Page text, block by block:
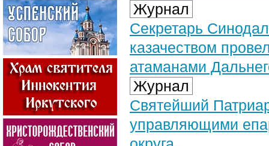
Журнал
Секретарь
казачеством
атаманами
Журнал
Святейший
управляющими